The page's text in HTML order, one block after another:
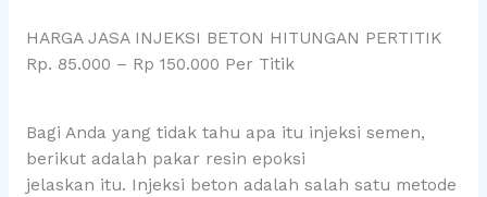
HARGA JASA INJEKSI BETON HITUNGAN PERTITIK
Rp. 85.000 – Rp 150.000 Per Titik
Bagi Anda yang tidak tahu apa itu injeksi semen,
berikut adalah pakar resin epoksi
jelaskan itu. Injeksi beton adalah salah satu metode